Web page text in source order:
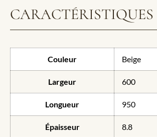
CARACTÉRISTIQUES
Couleur Beige
Largeur 600
Longueur 950
Épaisseur 8.8